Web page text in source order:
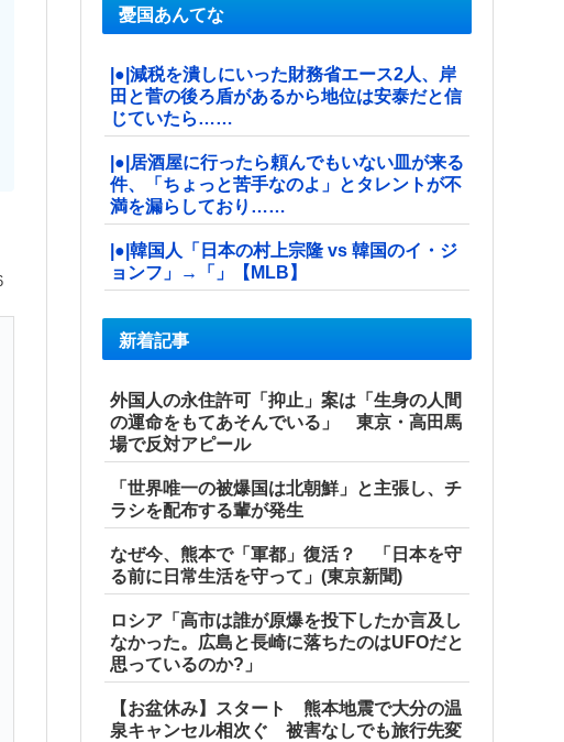
憂国あんてな
|●|減税を潰しにいった財務省エース2人、岸
田と菅の後ろ盾があるから地位は安泰だと信
じていたら……
|●|居酒屋に行ったら頼んでもいない皿が来る
件、「ちょっと苦手なのよ」とタレントが不
満を漏らしており……
|●|韓国人「日本の村上宗隆 vs 韓国のイ・ジ
ョンフ」→「」【MLB】
新着記事
外国人の永住許可「抑止」案は「生身の人間
の運命をもてあそんでいる」 東京・高田馬
場で反対アピール
「世界唯一の被爆国は北朝鮮」と主張し、チ
ラシを配布する輩が発生
なぜ今、熊本で「軍都」復活？ 「日本を守
る前に日常生活を守って」(東京新聞)
ロシア「高市は誰が原爆を投下したか言及し
なかった。広島と長崎に落ちたのはUFOだと
思っているのか?」
【お盆休み】スタート 熊本地震で大分の温
泉キャンセル相次ぐ 被害なしでも旅行先変